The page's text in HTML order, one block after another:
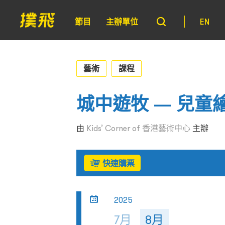
節目 主辦單位 EN
藝術 課程
城中遊牧 — 兒童
由 Kids’ Corner of 香港藝術中心 主辦
快速購票
2025
7月 8月